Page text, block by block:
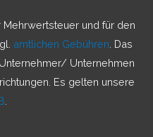
und für den
amtlichen Gebühren . Das
Unternehmen
Es gelten unsere